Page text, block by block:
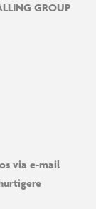
GROUP
via e-mail